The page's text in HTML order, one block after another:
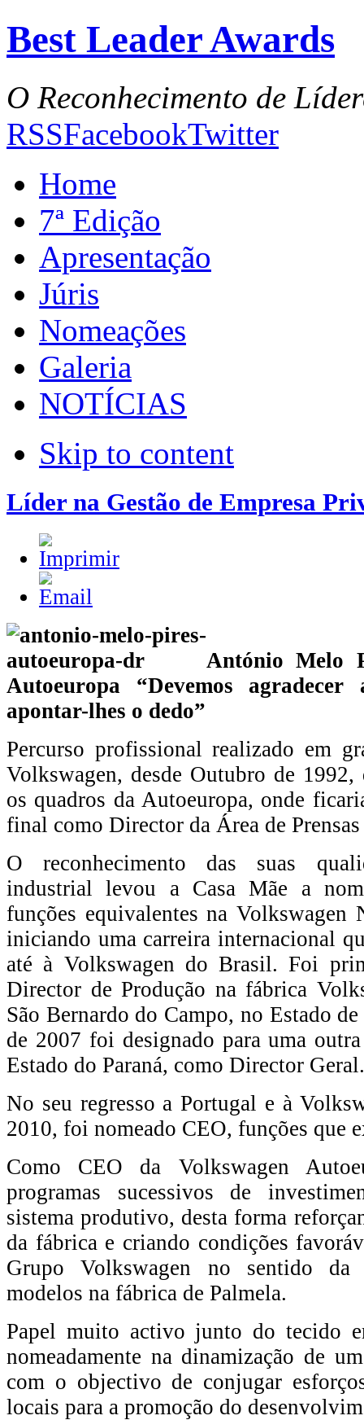
Best Leader Awards
O Reconhecimento de
RSSFacebookTwitter
Home
7ª Edição
Apresentação
Júris
Nomeações
Galeria
NOTÍCIAS
Skip to content
Líder na Gestão de Empresa
António Melo
Autoeuropa “Devemos
apontar-lhes o dedo”
Percurso profissional realizado em
Volkswagen, desde Outubro de
os quadros da Autoeuropa, onde
final como Director da Área de
O reconhecimento das suas
industrial levou a Casa Mãe a
funções equivalentes na Volkswagen
iniciando uma carreira internacional
até à Volkswagen do Brasil. Foi
Director de Produção na fábrica
São Bernardo do Campo, no Estado
de 2007 foi designado para uma
Estado do Paraná, como Director Geral.
No seu regresso a Portugal e à
2010, foi nomeado CEO, funções que
Como CEO da Volkswagen
programas sucessivos de
sistema produtivo, desta forma
da fábrica e criando condições
Grupo Volkswagen no sentido da
modelos na fábrica de Palmela.
Papel muito activo junto do tecido
nomeadamente na dinamização de
com o objectivo de conjugar
locais para a promoção do